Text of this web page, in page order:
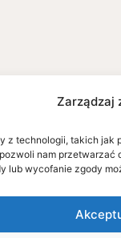
Zarządzaj
z technologii, takich
nam
lub wycofanie zgody